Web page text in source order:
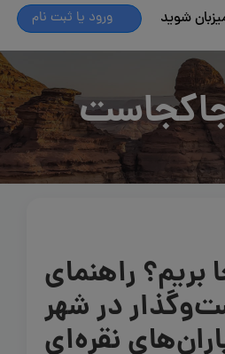
شوید ورود یا ثبت نام
راهنمای
در شهر
نقره‌ای